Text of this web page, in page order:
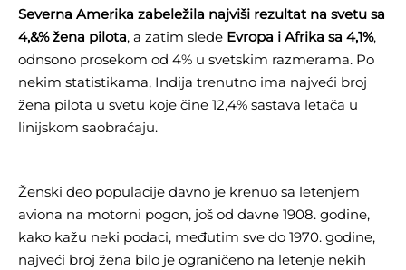
Severna Amerika zabeležila najviši rezultat na svetu sa
4,&% žena pilota, a zatim slede Evropa i Afrika sa 4,1%,
odnsono prosekom od 4% u svetskim razmerama. Po
nekim statistikama, Indija trenutno ima najveći broj
žena pilota u svetu koje čine 12,4% sastava letača u
linijskom saobraćaju.
Ženski deo populacije davno je krenuo sa letenjem
aviona na motorni pogon, još od davne 1908. godine,
kako kažu neki podaci, međutim sve do 1970. godine,
najveći broj žena bilo je ograničeno na letenje nekih